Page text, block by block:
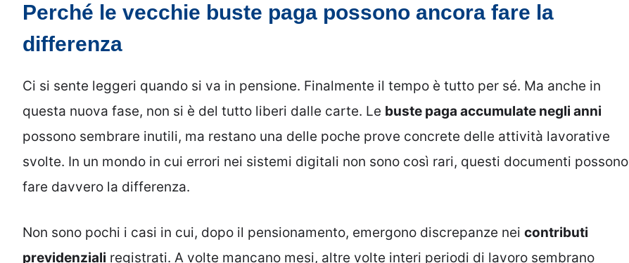
Perché le vecchie buste paga possono ancora fare la
differenza
Ci si sente leggeri quando si va in pensione. Finalmente il tempo è tutto per sé. Ma anche in
questa nuova fase, non si è del tutto liberi dalle carte. Le buste paga accumulate negli anni
possono sembrare inutili, ma restano una delle poche prove concrete delle attività lavorative
svolte. In un mondo in cui errori nei sistemi digitali non sono così rari, questi documenti possono
fare davvero la differenza.
Non sono pochi i casi in cui, dopo il pensionamento, emergono discrepanze nei contributi
previdenziali registrati. A volte mancano mesi, altre volte interi periodi di lavoro sembrano